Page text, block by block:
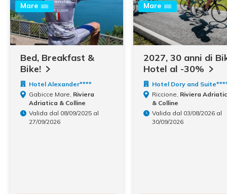
Mare
Bed, Breakfast &
Bike!
Hotel Alexander****
Gabicce Mare, Riviera
Adriatica & Colline
Valida dal 08/09/2025 al
27/09/2026
Mare
2027, 30 anni di
Hotel al -30%
Hotel Dory and
Riccione, Riviera
& Colline
Valida dal 03/08/2026 al
30/09/2026